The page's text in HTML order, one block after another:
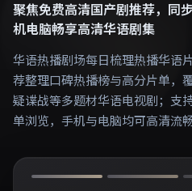
聚焦免费高清国产剧推荐，同
机电脑畅享高清华语剧集
华语热播剧场每日梳理热播华语
荐整理口碑热播榜与高分片单，
疑谍战等多题材华语电视剧；支
单浏览，手机与电脑均可高清流